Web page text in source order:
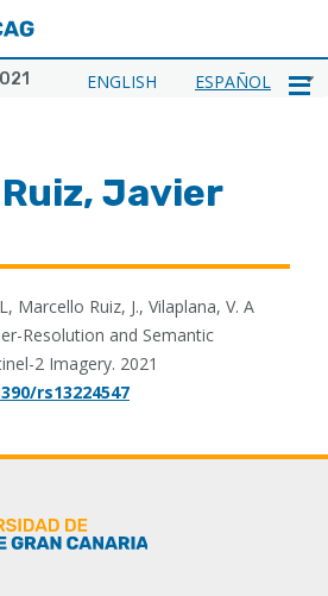
ENGLISH ESPAÑOL
Javier
Marcello Ruiz, J., Vilaplana, V. A
Resolution and Semantic
2 Imagery. 2021
rs13224547